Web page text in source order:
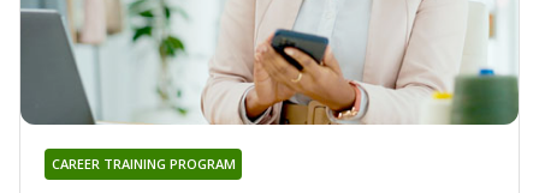
CAREER TRAINING PROGRAM